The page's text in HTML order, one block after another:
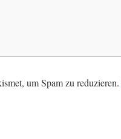
um Spam zu reduzieren.